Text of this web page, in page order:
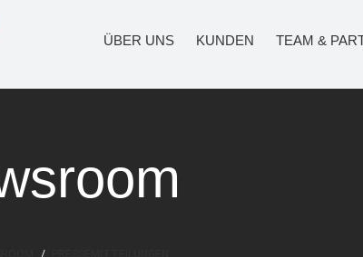
ÜBER UNS KUNDEN TEAM &
freihochdrei/online-mag-amrumfreihochdrei-